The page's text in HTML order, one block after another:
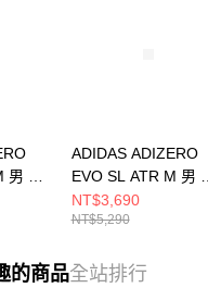
跑
ADIDAS ADIZERO
EVO SL ATR M 男 跑
步鞋 KK2685
NT$3,690
NT$5,290
的商品全站排行